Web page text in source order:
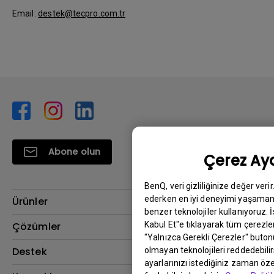
Çerez
BenQ, veri gizliliğinize değer
ederken en iyi deneyimi
benzer teknolojiler kullanıyoruz.
Kabul Et"e tıklayarak tüm
"Yalnızca Gerekli Çerezler"
olmayan teknolojileri
ayarlarınızı istediğiniz zaman
Email: destek@tecpro.com.tr
Abone olun
Ürünler
Projektör
Çözümler
BenQ AQCOLOR Elçisi
Destek